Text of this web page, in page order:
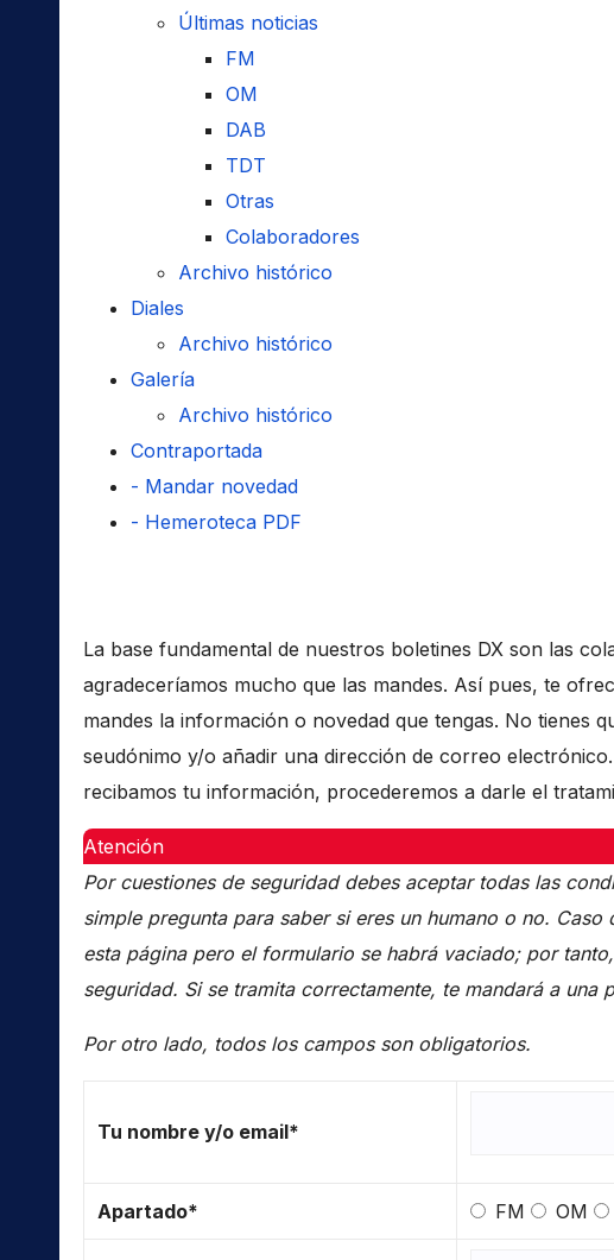
Últimas noticias
FM
OM
DAB
TDT
Otras
Colaboradores
Archivo histórico
Diales
Archivo histórico
Galería
Archivo histórico
Contraportada
- Mandar novedad
- Hemeroteca PDF
La base fundamental de nuestros boletines DX son las
agradeceríamos mucho que las mandes. Así pues, te
mandes la información o novedad que tengas. No tienes
seudónimo y/o añadir una dirección de correo
recibamos tu información, procederemos a darle el
Atención
Por cuestiones de seguridad debes aceptar todas las
simple pregunta para saber si eres un humano o no.
esta página pero el formulario se habrá vaciado; por
seguridad. Si se tramita correctamente, te mandará a una
Por otro lado, todos los campos son obligatorios.
Tu nombre y/o email*
Apartado* FM OM